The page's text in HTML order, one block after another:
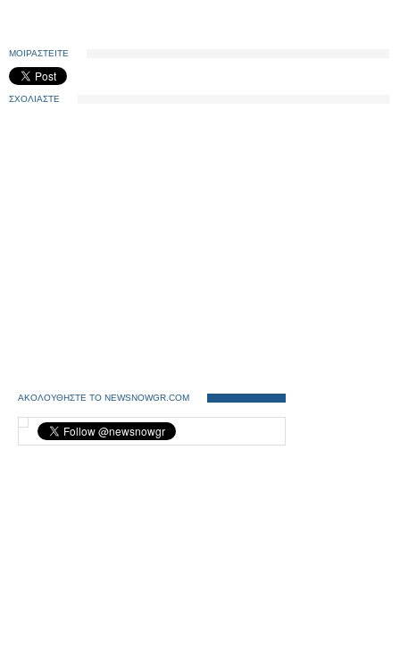
ΜΟΙΡΑΣΤΕΙΤΕ
ΣΧΟΛΙΑΣΤΕ
ΑΚΟΛΟΥΘΗΣΤΕ ΤΟ NEWSNOWGR.COM